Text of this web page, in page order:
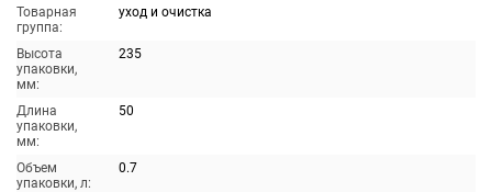
Товарная
группа:
уход и очистка
Высота
упаковки,
мм:
235
Длина
упаковки,
мм:
50
Объем
упаковки, л:
0.7